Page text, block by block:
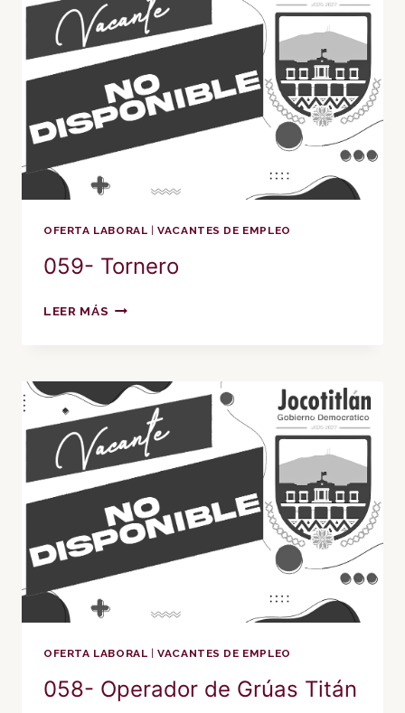
OFERTA LABORAL |VACANTES DE EMPLEO
059- Tornero
LEER MÁS 059-
OFERTA LABORAL |VACANTES DE EMPLEO
058- Operador de Grúas Titán